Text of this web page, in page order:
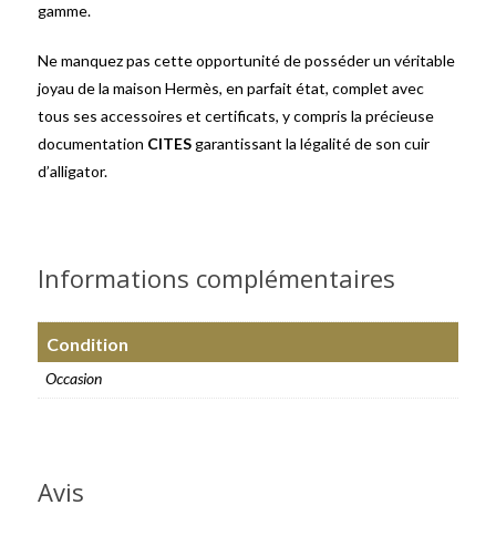
gamme.
Ne manquez pas cette opportunité de posséder un véritable
joyau de la maison Hermès, en parfait état, complet avec
tous ses accessoires et certificats, y compris la précieuse
documentation CITESgarantissant la légalité de son cuir
d’alligator.
Informations complémentaires
Condition
Occasion
Avis